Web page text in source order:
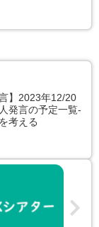
】2023年12/20
発言の予定一覧‐
考える